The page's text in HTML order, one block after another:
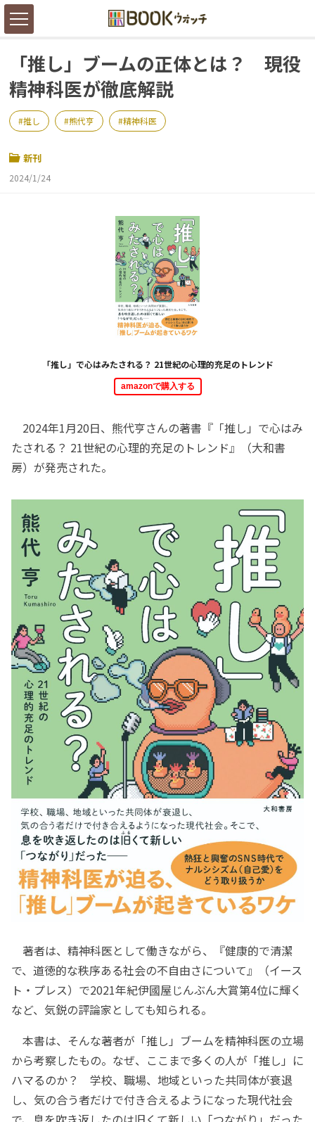
「推し」ブームの正体とは？ 現役
精神科医が徹底解説
推し 熊代亨 精神科医
新刊
2024/1/24
「推し」で心はみたされる？ 21世紀の心理的充足のトレンド
amazonで購入する
2024年1月20日、熊代亨さんの著書『「推し」で心はみ
たされる？ 21世紀の心理的充足のトレンド』（大和書
房）が発売された。
著者は、精神科医として働きながら、『健康的で清潔
で、道徳的な秩序ある社会の不自由さについて』（イース
ト・プレス）で2021年紀伊國屋じんぶん大賞第4位に輝く
など、気鋭の評論家としても知られる。
本書は、そんな著者が「推し」ブームを精神科医の立場
から考察したもの。なぜ、ここまで多くの人が「推し」に
ハマるのか？ 学校、職場、地域といった共同体が衰退
し、気の合う者だけで付き合えるようになった現代社会